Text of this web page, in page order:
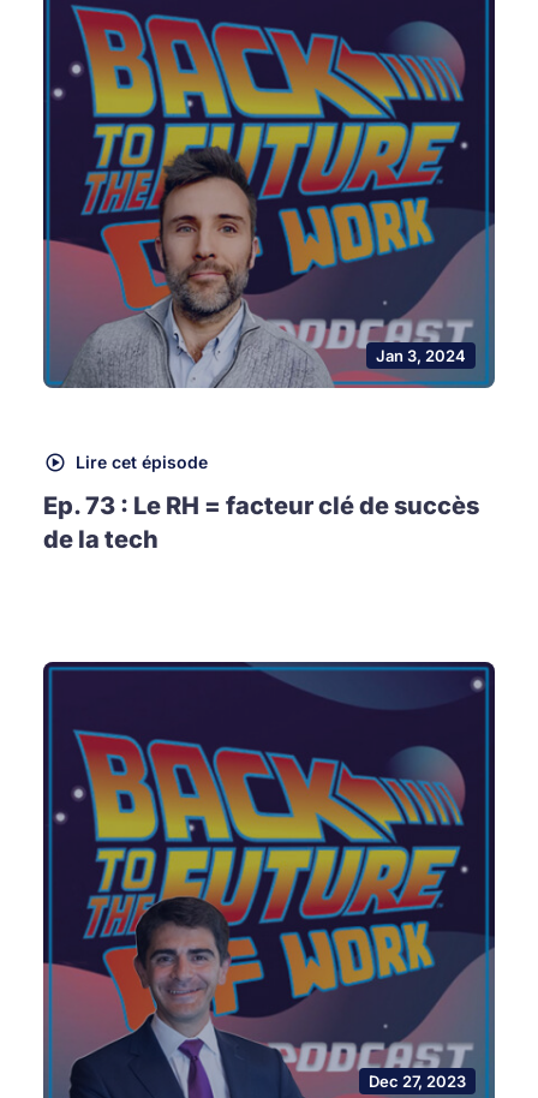
Jan 3, 2024
Lire cet épisode
Ep. 73 : Le RH = facteur clé de succès
de la tech
Dec 27, 2023